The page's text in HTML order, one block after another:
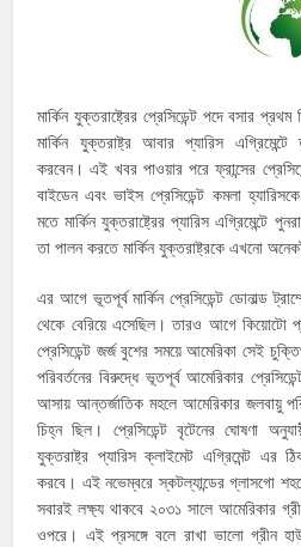
মার্কিন যুক্তরাষ্ট্রের প্রেসিডেন্ট পদে বসার
মার্কিন যুক্তরাষ্ট্র আবার প্যারিস
করবেন। এই খবর পাওয়ার পরে ফ্রান্সের
বাইডেন এবং ভাইস প্রেসিডেন্ট কমলা
মতে মার্কিন যুক্তরাষ্ট্রের প্যারিস এগ্রিমেন্টে
তা পালন করতে মার্কিন যুক্তরাষ্ট্রকে এখনো
এর আগে ভূতপূর্ব মার্কিন প্রেসিডেন্ট ডোনাল্ড
থেকে বেরিয়ে এসেছিল। তারও আগে কিয়োটো
প্রেসিডেন্ট জর্জ বুশের সময়ে আমেরিকা সেই
পরিবর্তনের বিরুদ্ধে ভূতপূর্ব আমেরিকার
আসায় আন্তর্জাতিক মহলে আমেরিকার জলবায়ু
চিহ্ন ছিল। প্রেসিডেন্ট বৃটেনের ঘোষণা
যুক্তরাষ্ট্র প্যারিস ক্লাইমেট এগ্রিমেন্ট এর
করবে। এই নভেম্বরে স্কটল্যান্ডের গ্লাসগো
সবারই লক্ষ্য থাকবে ২০৩১ সালে আমেরিকার
ওপরে। এই প্রসঙ্গে বলে রাখা ভালো গ্রীন